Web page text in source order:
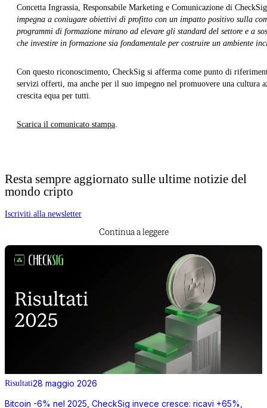
Concetta Ingrassia, Responsabile Marketing e Comunicazione di
impegna a coniugare obiettivi di profitto con un impatto positivo sulla
programmi di formazione mirano ad elevare gli standard del settore e a
che investire in formazione sia fondamentale per costruire un ambiente
Con questo riconoscimento, CheckSig si afferma come punto di
servizi offerti, ma anche per il suo impegno nel promuovere una cultura
crescita equa per tutti.
Scarica il comunicato stampa
Resta sempre aggiornato sulle ultime notizie del
mondo cripto
Iscriviti alla newsletter
Continua a leggere
Risultati28 maggio 2026
Bitcoin -6% nel 2025, CheckSig invece cresce: ricavi +65%,